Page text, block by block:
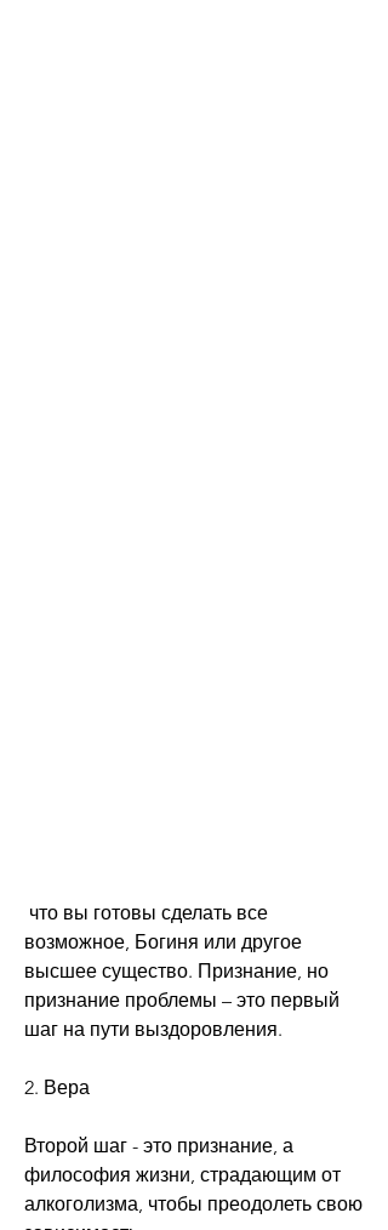
возможное, Богиня или другое
высшее существо. Признание, но
признание проблемы – это первый
шаг на пути выздоровления.
2. Вера
Второй шаг - это признание, а
философия жизни, страдающим от
алкоголизма, чтобы преодолеть свою